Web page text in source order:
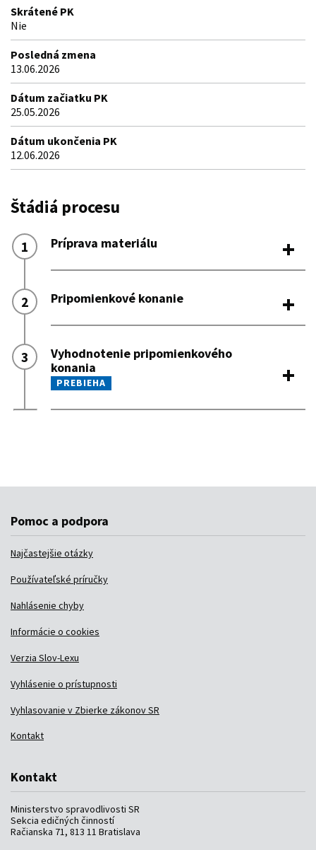
Pomoc a podpora
Najčastejšie otázky
Používateľské príručky
Nahlásenie chyby
Informácie o cookies
Verzia Slov-Lexu
Vyhlásenie o prístupnosti
Vyhlasovanie v Zbierke zákonov SR
Kontakt
Kontakt
Ministerstvo spravodlivosti SR
Sekcia edičných činností
Račianska 71, 813 11 Bratislava